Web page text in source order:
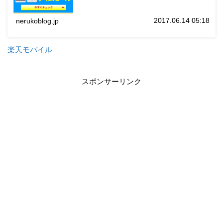
nerukoblog.jp 2017.06.14 05:18
楽天モバイル
スポンサーリンク